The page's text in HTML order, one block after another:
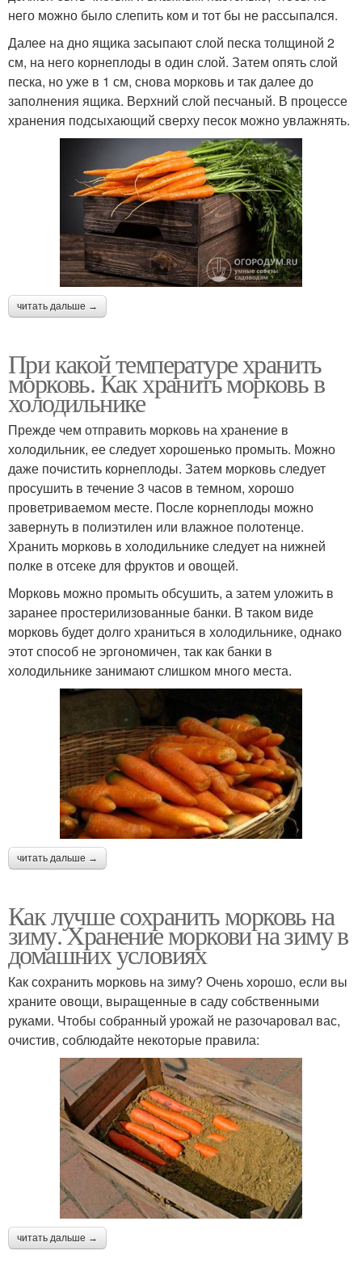
него можно было слепить ком и тот бы не рассыпался.
Далее на дно ящика засыпают слой песка толщиной 2
см, на него корнеплоды в один слой. Затем опять слой
песка, но уже в 1 см, снова морковь и так далее до
заполнения ящика. Верхний слой песчаный. В процессе
хранения подсыхающий сверху песок можно увлажнять.
читать дальше →
При какой температуре хранить
морковь. Как хранить морковь в
холодильнике
Прежде чем отправить морковь на хранение в
холодильник, ее следует хорошенько промыть. Можно
даже почистить корнеплоды. Затем морковь следует
просушить в течение 3 часов в темном, хорошо
проветриваемом месте. После корнеплоды можно
завернуть в полиэтилен или влажное полотенце.
Хранить морковь в холодильнике следует на нижней
полке в отсеке для фруктов и овощей.
Морковь можно промыть обсушить, а затем уложить в
заранее простерилизованные банки. В таком виде
морковь будет долго храниться в холодильнике, однако
этот способ не эргономичен, так как банки в
холодильнике занимают слишком много места.
читать дальше →
Как лучше сохранить морковь на
зиму. Хранение моркови на зиму в
домашних условиях
Как сохранить морковь на зиму? Очень хорошо, если вы
храните овощи, выращенные в саду собственными
руками. Чтобы собранный урожай не разочаровал вас,
очистив, соблюдайте некоторые правила:
читать дальше →